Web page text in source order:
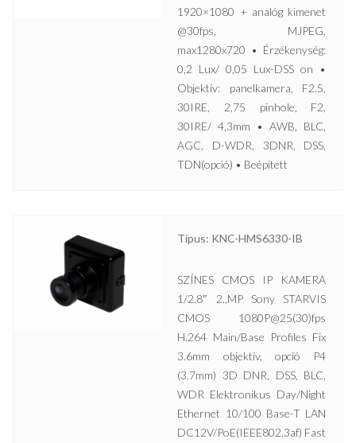
1920×1080 + analóg kimenet
@30fps, MJPEG,
max1280x720 • Érzékenység:
0,2 Lux/ 0,05 Lux-DSS on •
Objektív: panelkamera, F2.5,
30IRE, 2,75 pinhole, F2,
30IRE/ 4,3mm • AWB, BLC,
AGC, D-WDR, 3DNR, DSS,
TDN(opció) • Beépített
Típus: KNC-HMS6330-IB
SZÍNES CMOS IP KAMERA
1/2.8″ 2.,MP Sony STARVIS
CMOS 1080P@25(30)fps
H.264 Main/Base Profiles Fix
3.6mm objektív, opció P4
(3.7mm) 3D DNR, DSS, BLC,
WDR Elektronikus Day/Night
Ethernet 10/100 Base-T LAN
DC12V/PoE(IEEE802.3af) Fast